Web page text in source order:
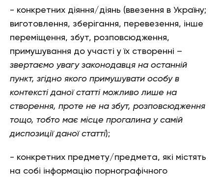
- конкретних діяння/діянь (ввезення в Україну;
виготовлення, зберігання, перевезення, інше
переміщення, збут, розповсюдження,
примушування до участі у їх створенні –
звертаємо увагу законодавця на останній
пункт, згідно якого примушувати особу в
контексті даної статті можливо лише на
створення, проте не на збут, розповсюдження
тощо, тобто має місце прогалина у самій
диспозиції даної статті);
- конкретних предмету/предмета, які містять
на собі інформацію порнографічного